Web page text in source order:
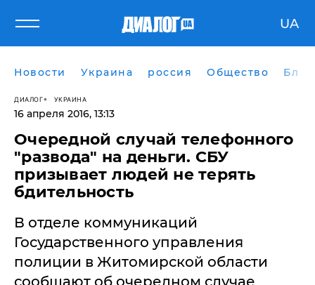
UA
Новости Украина россия Общество
ДИАЛОГ УКРАИНА
16 апреля 2016, 13:13
Очередной случай телефонного
"развода" на деньги. СБУ
призывает людей не терять
бдительность
В отделе коммуникаций
Государственного управления
полиции в Житомирской области
сообщают об очередном случае